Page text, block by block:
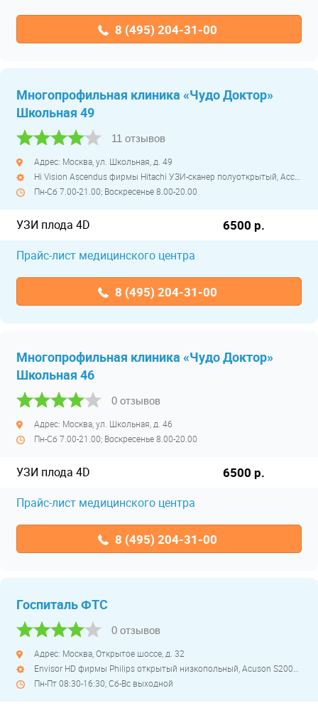
8 (495) 204-31-00
Многопрофильная клиника «Чудо Доктор»
Школьная 49
11 отзывов
Адрес: Москва, ул. Школьная, д. 49
Пн-Сб 7.00-21.00; Воскресенье 8.00-20.00
УЗИ плода 4D 6500 р.
Прайс-лист медицинского центра
8 (495) 204-31-00
Многопрофильная клиника «Чудо Доктор»
Школьная 46
0 отзывов
Адрес: Москва, ул. Школьная, д. 46
Пн-Сб 7.00-21.00; Воскресенье 8.00-20.00
УЗИ плода 4D 6500 р.
Прайс-лист медицинского центра
8 (495) 204-31-00
Госпиталь ФТС
0 отзывов
Адрес: Москва, Открытое шоссе, д. 32
Пн-Пт 08:30-16:30; Сб-Вс выходной